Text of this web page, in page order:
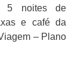
5 noites de
e café da
– Plano